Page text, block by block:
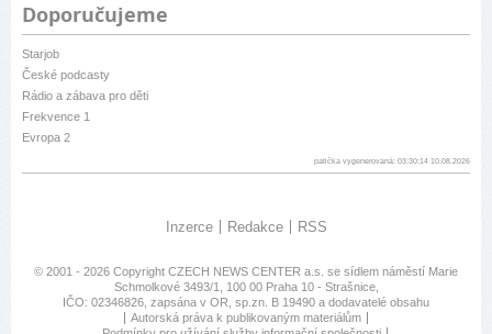
Doporučujeme
Starjob
České podcasty
Rádio a zábava pro děti
Frekvence 1
Evropa 2
patička vygenerovaná: 03:30:14 10.08.2026
Inzerce Redakce RSS
© 2001 - 2026 Copyright CZECH NEWS CENTER a.s. se sídlem náměstí Marie
Schmolkové 3493/1, 100 00 Praha 10 - Strašnice,
IČO: 02346826, zapsána v OR, sp.zn. B 19490 a dodavatelé obsahu
Autorská práva k publikovaným materiálům